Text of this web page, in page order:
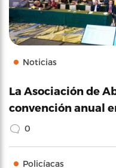
Noticias
La Asociación de
convención anual
0
Policíacas